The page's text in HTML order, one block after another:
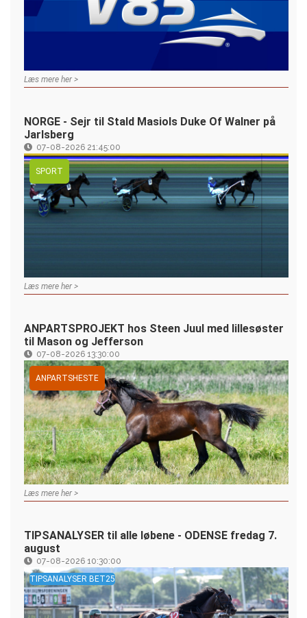
Læs mere her >
NORGE - Sejr til Stald Masiols Duke Of Walner på
Jarlsberg
07-08-2026 21:45:00
SPORT
Læs mere her >
ANPARTSPROJEKT hos Steen Juul med lillesøster
til Mason og Jefferson
07-08-2026 13:30:00
ANPARTSHESTE
Læs mere her >
TIPSANALYSER til alle løbene - ODENSE fredag 7.
august
07-08-2026 10:30:00
TIPSANALYSER BET25